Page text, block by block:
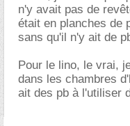
n'y avait pas de
était en planches de
sans qu'il n'y ait de
Pour le lino, le vrai,
dans les chambres
ait des pb à l'utiliser